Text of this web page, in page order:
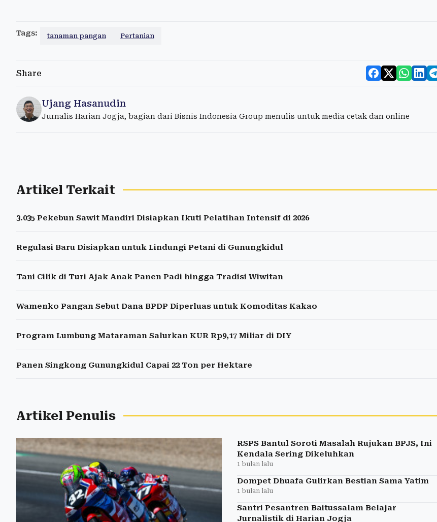
Tags: tanaman pangan Pertanian
Share
Ujang Hasanudin
Jurnalis Harian Jogja, bagian dari Bisnis Indonesia Group menulis untuk media cetak dan online
Artikel Terkait
3.035 Pekebun Sawit Mandiri Disiapkan Ikuti Pelatihan Intensif di 2026
Regulasi Baru Disiapkan untuk Lindungi Petani di Gunungkidul
Tani Cilik di Turi Ajak Anak Panen Padi hingga Tradisi Wiwitan
Wamenko Pangan Sebut Dana BPDP Diperluas untuk Komoditas Kakao
Program Lumbung Mataraman Salurkan KUR Rp9,17 Miliar di DIY
Panen Singkong Gunungkidul Capai 22 Ton per Hektare
Artikel Penulis
RSPS Bantul Soroti Masalah Rujukan BPJS, Ini
Kendala Sering Dikeluhkan
1 bulan lalu
Dompet Dhuafa Gulirkan Bestian Sama Yatim
1 bulan lalu
Santri Pesantren Baitussalam Belajar
Jurnalistik di Harian Jogja